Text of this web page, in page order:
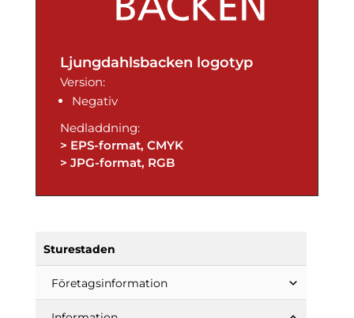
Sturestaden
Företags­information
Ljungdahlsbacken logotyp
Version:
Negativ
Nedladdning:
> EPS-format, CMYK
> JPG-format, RGB